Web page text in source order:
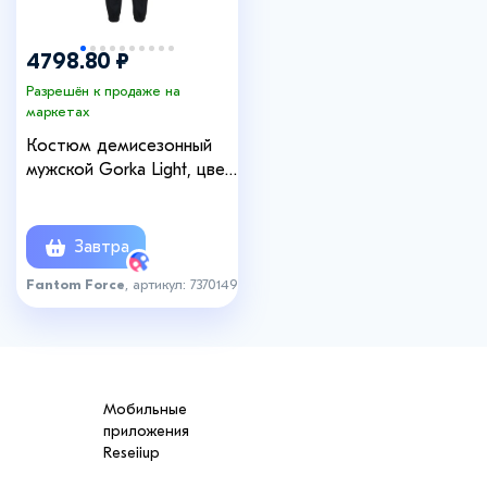
4798.80 ₽
Разрешён к продаже на
маркетах
Костюм демисезонный
мужской Gorka Light, цвет
Завтра
Fantom Force , артикул: 7370149
Мобильные
приложения
Reseiiup